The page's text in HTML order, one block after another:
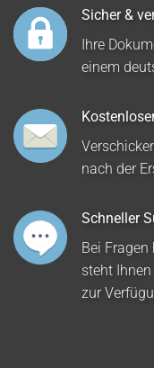
Sicher &
Ihre
einem
nach der
Schneller
Bei
steht
zur